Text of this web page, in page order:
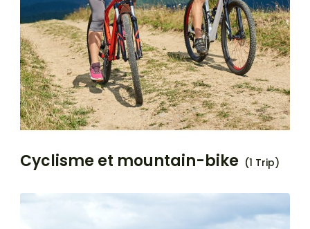
Cyclisme et mountain-bike (1 Trip)